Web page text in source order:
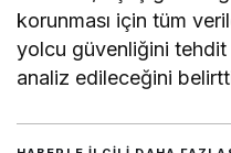
korunması için tüm
yolcu güvenliğini tehdit
analiz edileceğini